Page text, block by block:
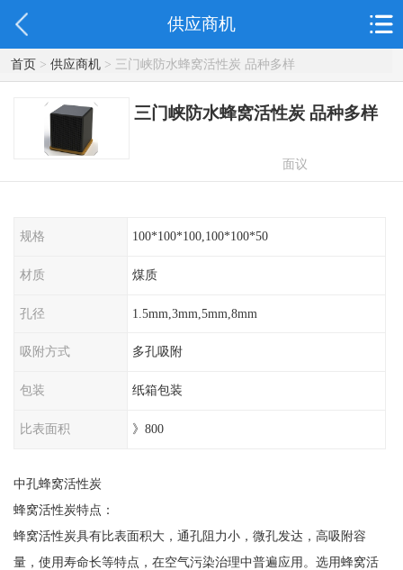
供应商机
首页> 供应商机> 三门峡防水蜂窝活性炭 品种多样
三门峡防水蜂窝活性炭 品种多样
面议
规格 100*100*100,100*100*50
材质 煤质
孔径 1.5mm,3mm,5mm,8mm
吸附方式 多孔吸附
包装 纸箱包装
比表面积 》800
中孔蜂窝活性炭
蜂窝活性炭特点：
蜂窝活性炭具有比表面积大，通孔阻力小，微孔发达，高吸附容
量，使用寿命长等特点，在空气污染治理中普遍应用。选用蜂窝活